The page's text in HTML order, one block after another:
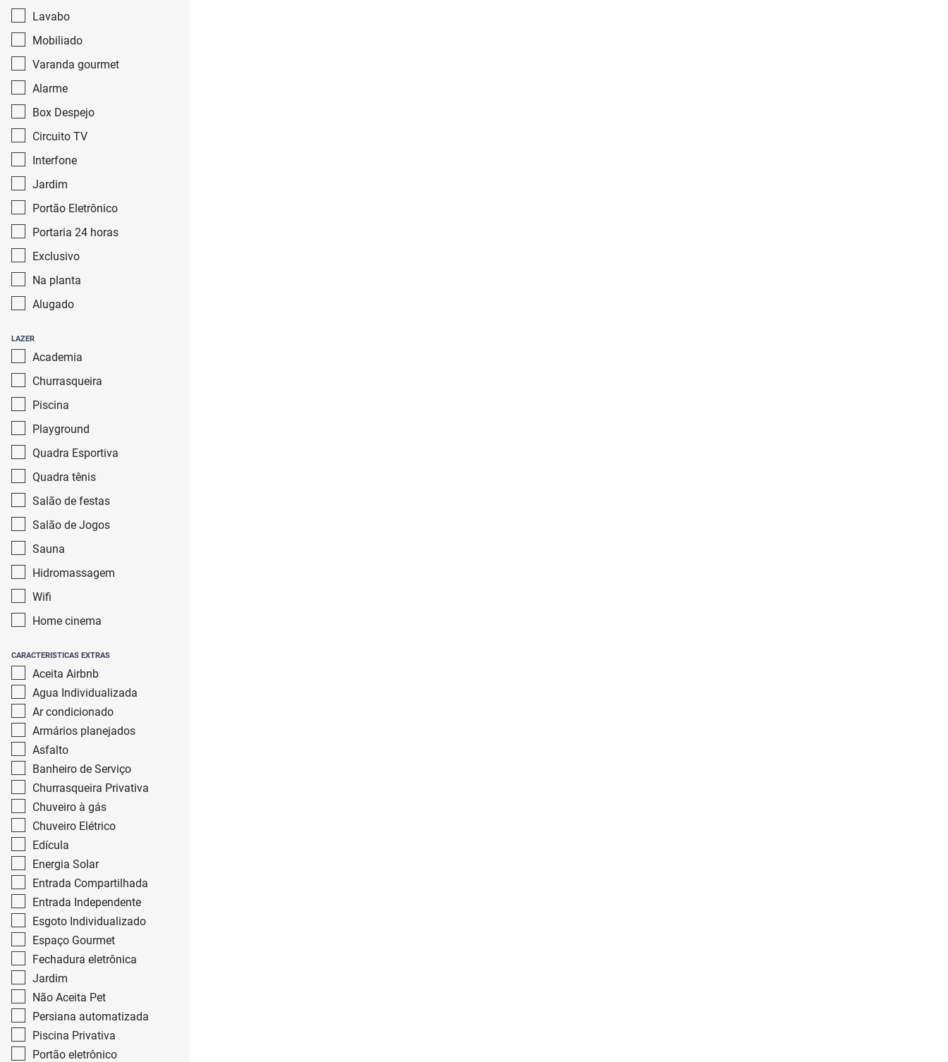
Lavabo
Mobiliado
Varanda gourmet
Alarme
Box Despejo
Circuito TV
Interfone
Jardim
Portão Eletrônico
Portaria 24 horas
Exclusivo
Na planta
Alugado
LAZER
Academia
Churrasqueira
Piscina
Playground
Quadra Esportiva
Quadra tênis
Salão de festas
Salão de Jogos
Sauna
Hidromassagem
Wifi
Home cinema
CARACTERISTICAS EXTRAS
Aceita Airbnb
Agua Individualizada
Ar condicionado
Armários planejados
Asfalto
Banheiro de Serviço
Churrasqueira Privativa
Chuveiro à gás
Chuveiro Elétrico
Edícula
Energia Solar
Entrada Compartilhada
Entrada Independente
Esgoto Individualizado
Espaço Gourmet
Fechadura eletrônica
Jardim
Não Aceita Pet
Persiana automatizada
Piscina Privativa
Portão eletrônico